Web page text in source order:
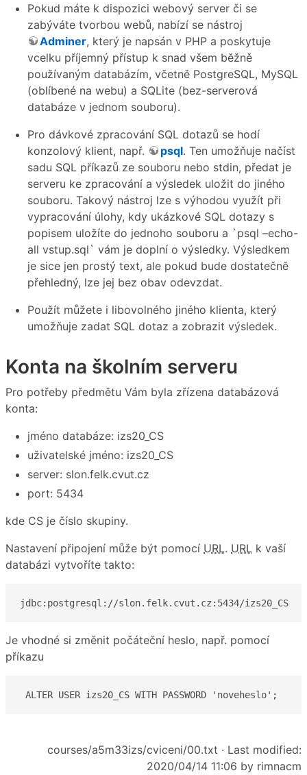
Pokud máte k dispozici webový server či se
zabýváte tvorbou webů, nabízí se nástroj
Adminer, který je napsán v PHP a poskytuje
vcelku příjemný přístup k snad všem běžně
používaným databázím, včetně PostgreSQL, MySQL
(oblíbené na webu) a SQLite (bez-serverová
databáze v jednom souboru).
Pro dávkové zpracování SQL dotazů se hodí
konzolový klient, např.
psql. Ten umožňuje načíst
sadu SQL příkazů ze souboru nebo stdin, předat je
serveru ke zpracování a výsledek uložit do jiného
souboru. Takový nástroj lze s výhodou využít při
vypracování úlohy, kdy ukázkové SQL dotazy s
popisem uložíte do jednoho souboru a `psql –echo-
all vstup.sql` vám je doplní o výsledky. Výsledkem
je sice jen prostý text, ale pokud bude dostatečně
přehledný, lze jej bez obav odevzdat.
Použít můžete i libovolného jiného klienta, který
umožňuje zadat SQL dotaz a zobrazit výsledek.
Konta na školním serveru
Pro potřeby předmětu Vám byla zřízena databázová
konta:
jméno databáze: izs20_CS
uživatelské jméno: izs20_CS
server: slon.felk.cvut.cz
port: 5434
kde CS je číslo skupiny.
Nastavení připojení může být pomocí URL. URL k vaší
databázi vytvoříte takto:
jdbc:postgresql://slon.felk.cvut.cz:5434/izs20_CS
Je vhodné si změnit počáteční heslo, např. pomocí
příkazu
ALTER USER izs20_CS WITH PASSWORD 'noveheslo';
courses/a5m33izs/cviceni/00.txt · Last modified:
2020/04/14 11:06 by rimnacm